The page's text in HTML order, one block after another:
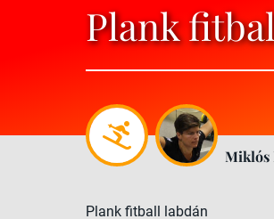
Plank
Miklós
Plank fitball labdán